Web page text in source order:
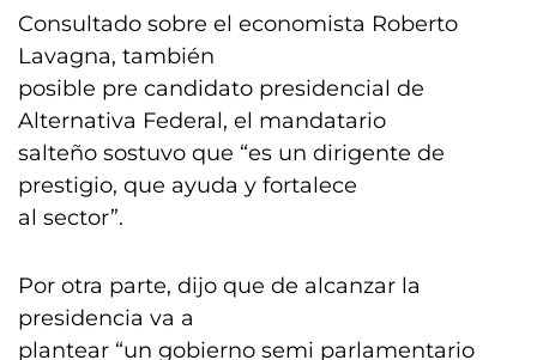
Consultado sobre el economista Roberto
Lavagna, también
posible pre candidato presidencial de
Alternativa Federal, el mandatario
salteño sostuvo que “es un dirigente de
prestigio, que ayuda y fortalece
al sector”.
Por otra parte, dijo que de alcanzar la
presidencia va a
plantear “un gobierno semi parlamentario